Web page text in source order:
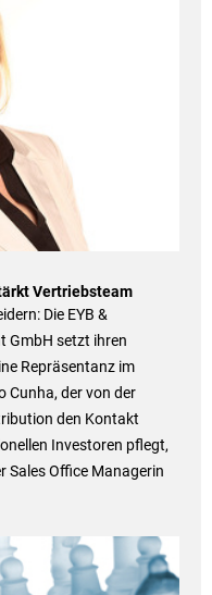
Vertriebsteam
Die EYB &
GmbH setzt ihren
Repräsentanz im
Cunha, der von der
den Kontakt
Investoren pflegt,
Office Managerin